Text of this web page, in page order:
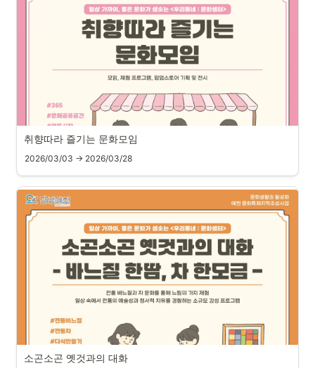
취향따라 즐기는 문화모임
2026/03/03 → 2026/03/28
소곤소곤 옛것과의 대화